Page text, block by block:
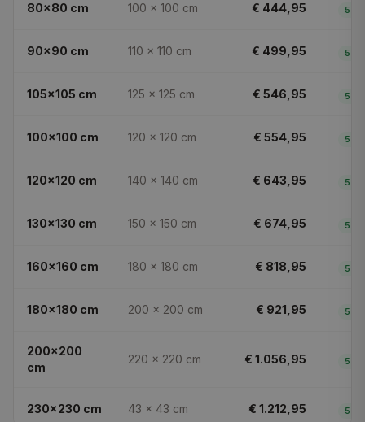
80x80 cm 100 × 100 cm € 444,95 5
90x90 cm 110 × 110 cm € 499,95 5
105x105 cm 125 × 125 cm € 546,95 5
100x100 cm 120 × 120 cm € 554,95 5
120x120 cm 140 × 140 cm € 643,95 5
130x130 cm 150 × 150 cm € 674,95 5
160x160 cm 180 × 180 cm € 818,95 5
180x180 cm 200 × 200 cm € 921,95 5
200x200
cm
220 × 220 cm € 1.056,95 5
230x230 cm 43 × 43 cm € 1.212,95 5